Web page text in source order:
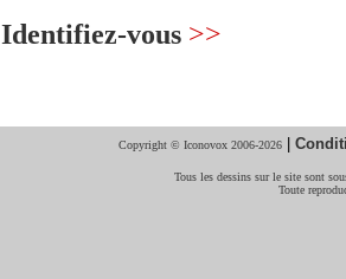
Identifiez-vous >>
Copyright © Iconovox 2006-2026 |
Tous les dessins sur le site sont
Toute